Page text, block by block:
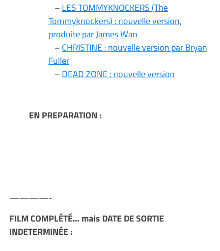
–LES TOMMYKNOCKERS (The
Tommyknockers) : nouvelle version,
produite par James Wan
–CHRISTINE : nouvelle version par Bryan
Fuller
–DEAD ZONE : nouvelle version
EN PREPARATION :
————-
FILM COMPLÉTÉ… mais DATE DE SORTIE
INDETERMINÉE :